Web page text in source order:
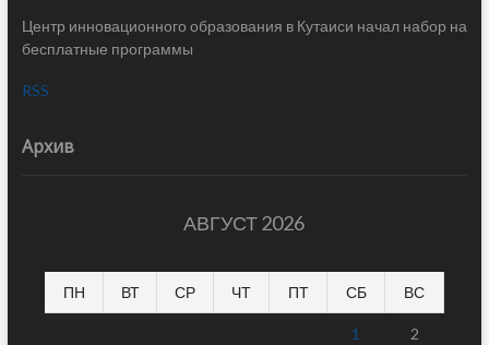
Центр инновационного образования в Кутаиси начал набор на
бесплатные программы
RSS
Архив
АВГУСТ 2026
ПН ВТ СР ЧТ ПТ СБ ВС
1 2